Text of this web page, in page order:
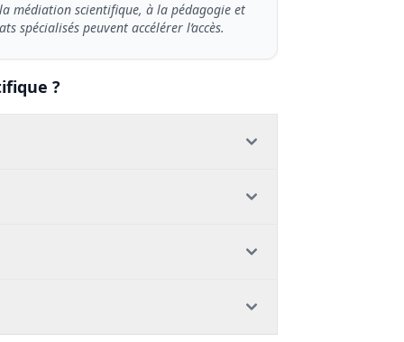
médiation scientifique, à la pédagogie et
spécialisés peuvent accélérer l’accès.
?